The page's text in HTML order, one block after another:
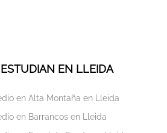
EN LLEIDA
en Alta Montaña en Lleida
en Barrancos en Lleida